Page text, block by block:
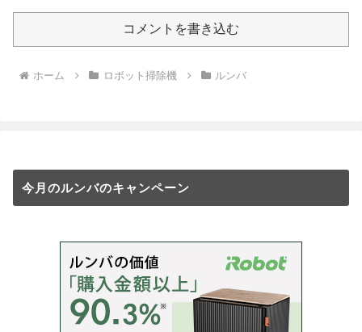
コメントを書き込む
ホーム ロボット掃除機 ルンバ
今月のルンバのキャンペーン